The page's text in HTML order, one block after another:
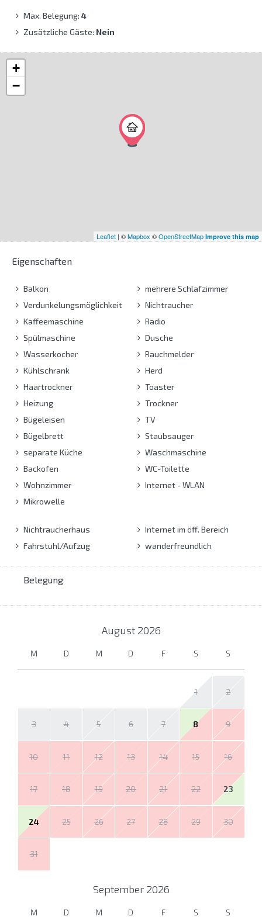
Max. Belegung: 4
Zusätzliche Gäste: Nein
+
−
Leaflet | ©Mapbox ©OpenStreetMap Improve this map
Eigenschaften
Balkon
Verdunkelungsmöglichkeit
Kaffeemaschine
Spülmaschine
Wasserkocher
Kühlschrank
Haartrockner
Heizung
Bügeleisen
Bügelbrett
separate Küche
Backofen
Wohnzimmer
Mikrowelle
mehrere Schlafzimmer
Nichtraucher
Radio
Dusche
Rauchmelder
Herd
Toaster
Trockner
TV
Staubsauger
Waschmaschine
WC-Toilette
Internet - WLAN
Nichtraucherhaus
Fahrstuhl/Aufzug
Internet im öff. Bereich
wanderfreundlich
Belegung
August 2026
M D M D F S S
1 2
3 4 5 6 7 8 9
10 11 12 13 14 15 16
17 18 19 20 21 22 23
24 25 26 27 28 29 30
31
September 2026
M D M D F S S